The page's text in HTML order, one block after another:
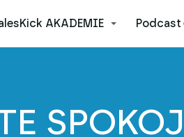
AKADEMIE Podcast